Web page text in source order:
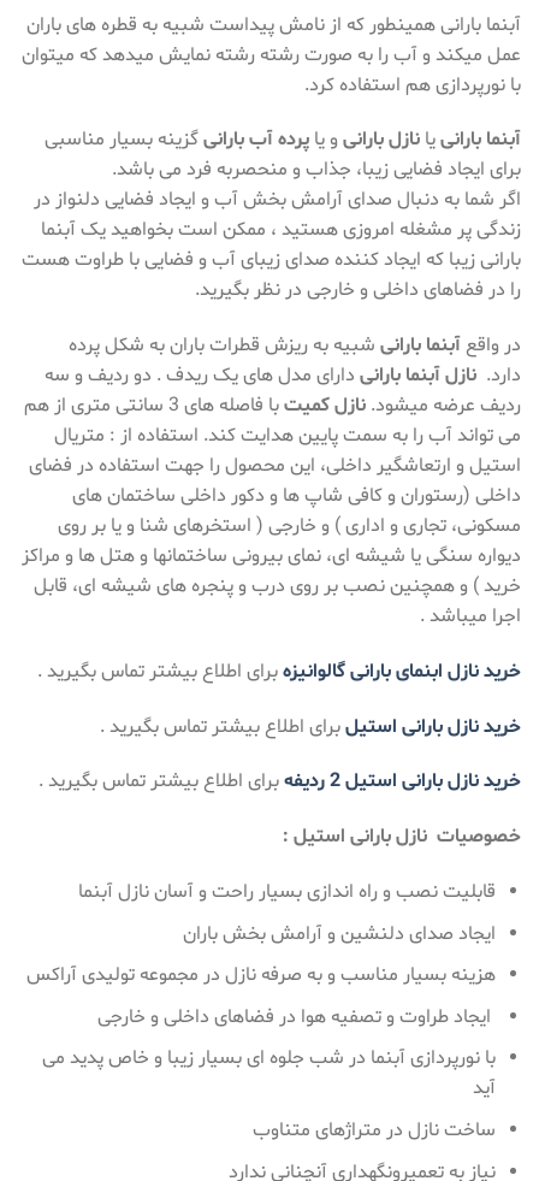
آبنما بارانی همینطور که از نامش پیداست شبیه به قطره های باران
عمل میکند و آب را به صورت رشته رشته نمایش میدهد که میتوان
با نورپردازی هم استفاده کرد.
آبنما بارانییا نازل بارانی و یا پرده آب بارانیگزینه بسیار مناسبی
برای ایجاد فضایی زیبا، جذاب و منحصربه فرد می باشد.
اگر شما به دنبال صدای آرامش بخش آب و ایجاد فضایی دلنواز در
زندگی پر مشغله امروزی هستید ، ممکن است بخواهید یک آبنما
بارانی زیبا که ایجاد کننده صدای زیبای آب و فضایی با طراوت هست
را در فضاهای داخلی و خارجی در نظر بگیرید.
در واقعآبنما بارانی شبیه به ریزش قطرات باران به شکل پرده
دارد. نازل آبنما بارانی دارای مدل های یک ریدف . دو ردیف و سه
ردیف عرضه میشود. نازل کمیت
با فاصله های 3 سانتی متری از هم
می تواند آب را به سمت پایین هدایت کند. استفاده از : متریال
استیل و ارتعاشگیر داخلی، این محصول را جهت استفاده در فضای
داخلی (رستوران و کافی شاپ ها و دکور داخلی ساختمان های
مسکونی، تجاری و اداری ) و خارجی ( استخرهای شنا و یا بر روی
دیواره سنگی یا شیشه ای، نمای بیرونی ساختمانها و هتل ها و مراکز
خرید ) و همچنین نصب بر روی درب و پنجره های شیشه ای، قابل
اجرا میباشد .
خرید نازل ابنمای بارانی گالوانیزهبرای اطلاع بیشتر تماس بگیرید .
خرید نازل بارانی استیلبرای اطلاع بیشتر تماس بگیرید .
خرید نازل بارانی استیل 2 ردیفه برای اطلاع بیشتر تماس بگیرید .
خصوصیات نازل بارانی استیل :
قابلیت نصب و راه اندازی بسیار راحت و آسان نازل آبنما
ایجاد صدای دلنشین و آرامش بخش باران
هزینه بسیار مناسب و به صرفه نازل در مجموعه تولیدی آراکس
ایجاد طراوت و تصفیه هوا در فضاهای داخلی و خارجی
با نورپردازی آبنما در شب جلوه ای بسیار زیبا و خاص پدید می
آید
ساخت نازل در متراژهای متناوب
نیاز به تعمیرونگهداری آنچنانی ندارد